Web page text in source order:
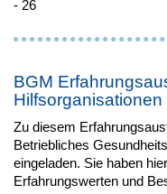
- 26
BGM
Hilfsorganisationen
Zu diesem
Betriebliches
eingeladen. Sie haben
Erfahrungswerten und